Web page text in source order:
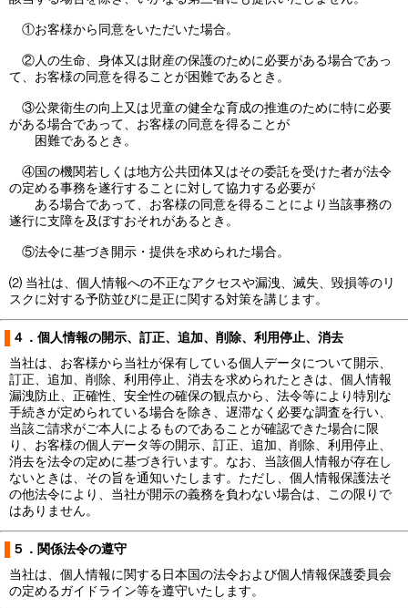
①お客様から同意をいただいた場合。
②人の生命、身体又は財産の保護のために必要がある場合であっ
て、お客様の同意を得ることが困難であるとき。
③公衆衛生の向上又は児童の健全な育成の推進のために特に必要
がある場合であって、お客様の同意を得ることが
困難であるとき。
④国の機関若しくは地方公共団体又はその委託を受けた者が法令
の定める事務を遂行することに対して協力する必要が
ある場合であって、お客様の同意を得ることにより当該事務の
遂行に支障を及ぼすおそれがあるとき。
⑤法令に基づき開示・提供を求められた場合。
⑵ 当社は、個人情報への不正なアクセスや漏洩、滅失、毀損等のリ
スクに対する予防並びに是正に関する対策を講じます。
４．個人情報の開示、訂正、追加、削除、利用停止、消去
当社は、お客様から当社が保有している個人データについて開示、
訂正、追加、削除、利用停止、消去を求められたときは、個人情報
漏洩防止、正確性、安全性の確保の観点から、法令等により特別な
手続きが定められている場合を除き、遅滞なく必要な調査を行い、
当該ご請求がご本人によるものであることが確認できた場合に限
り、お客様の個人データ等の開示、訂正、追加、削除、利用停止、
消去を法令の定めに基づき行います。なお、当該個人情報が存在し
ないときは、その旨を通知いたします。ただし、個人情報保護法そ
の他法令により、当社が開示の義務を負わない場合は、この限りで
はありません。
５．関係法令の遵守
当社は、個人情報に関する日本国の法令および個人情報保護委員会
の定めるガイドライン等を遵守いたします。